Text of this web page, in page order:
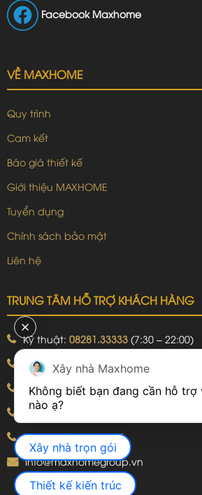
Facebook Maxhome
VỀ MAXHOME
Quy trình
Cam kết
Báo giá thiết kế
Giới thiệu MAXHOME
Tuyển dụng
Chính sách bảo mật
Liên hệ
TRUNG TÂM HỖ TRỢ KHÁCH HÀNG
Kỹ thuật: 08281.33333 (7:30 – 22:00)
Khiếu nại: 09240.99999 (7:30 – 22:00)
Bảo hành:09240.99999(8:00 – 21:00)
Hotline: 092.774.8888
Hotline: 092.924.5555
info@maxhomegroup.vn
Xây nhà Maxhome
Không biết bạn đang cần hỗ trợ
Xây nhà trọn gói
Thiết kế kiến trúc